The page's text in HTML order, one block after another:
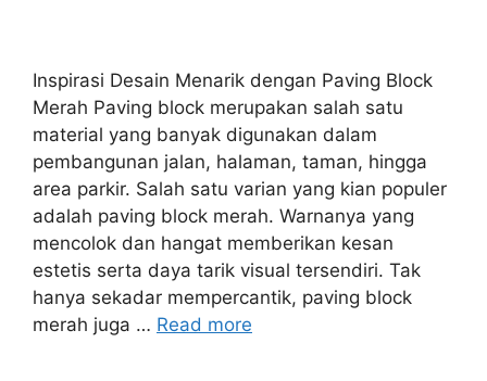
Inspirasi Desain Menarik dengan Paving Block
Merah Paving block merupakan salah satu
material yang banyak digunakan dalam
pembangunan jalan, halaman, taman, hingga
area parkir. Salah satu varian yang kian populer
adalah paving block merah. Warnanya yang
mencolok dan hangat memberikan kesan
estetis serta daya tarik visual tersendiri. Tak
hanya sekadar mempercantik, paving block
merah juga … Read more